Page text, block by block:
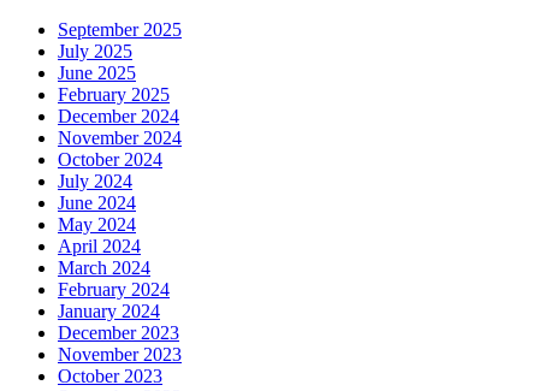
September 2025
July 2025
June 2025
February 2025
December 2024
November 2024
October 2024
July 2024
June 2024
May 2024
April 2024
March 2024
February 2024
January 2024
December 2023
November 2023
October 2023